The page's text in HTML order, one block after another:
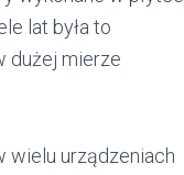
lat była to
dużej mierze
wielu urządzeniach